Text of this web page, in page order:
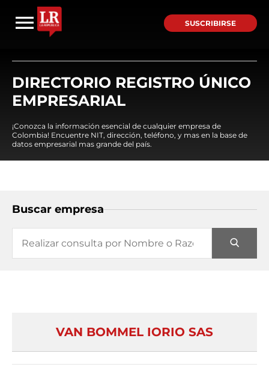
SUSCRIBIRSE
DIRECTORIO REGISTRO ÚNICO
EMPRESARIAL
¡Conozca la información esencial de cualquier empresa de
Colombia! Encuentre NIT, dirección, teléfono, y mas en la base de
datos empresarial mas grande del país.
Buscar empresa
VAN BOMMEL IORIO SAS